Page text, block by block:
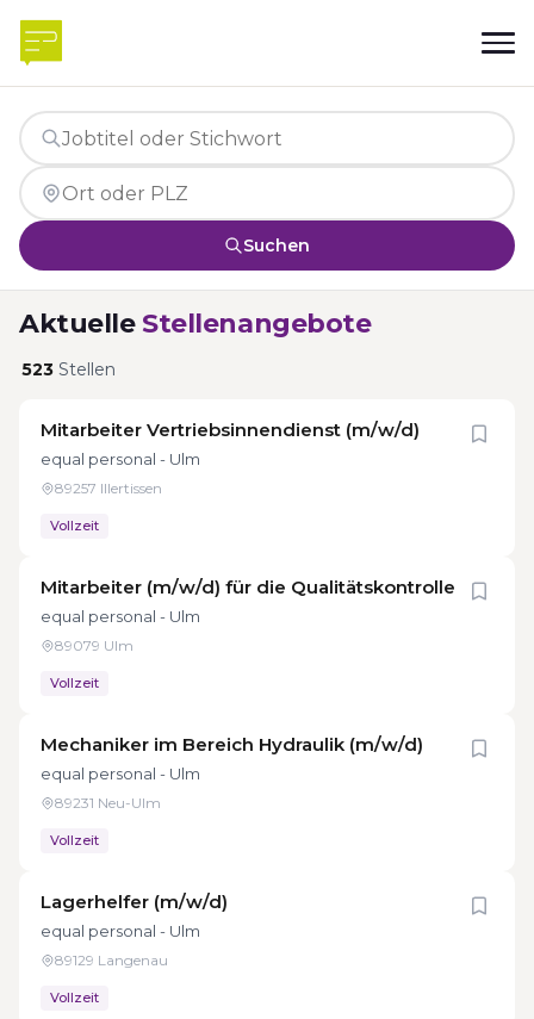
Suchen
Aktuelle Stellenangebote
523 Stellen
Mitarbeiter Vertriebsinnendienst (m/w/d)
equal personal - Ulm
89257 Illertissen
Vollzeit
Mitarbeiter (m/w/d) für die Qualitätskontrolle
equal personal - Ulm
89079 Ulm
Vollzeit
Mechaniker im Bereich Hydraulik (m/w/d)
equal personal - Ulm
89231 Neu-Ulm
Vollzeit
Lagerhelfer (m/w/d)
equal personal - Ulm
89129 Langenau
Vollzeit